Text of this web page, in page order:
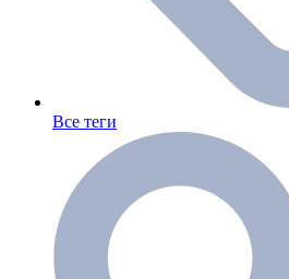
Все теги